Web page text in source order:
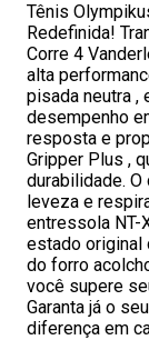
Tênis
Redefinida!
Corre 4
alta
pisada neutra ,
desempenho
resposta e
Gripper Plus ,
durabilidade.
leveza e
entressola NT-
estado original
do forro
você supere
Garanta já o
diferença em